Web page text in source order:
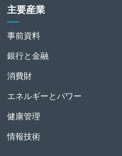
主要産業
事前資料
銀行と金融
消費財
エネルギーとパワー
健康管理
情報技術